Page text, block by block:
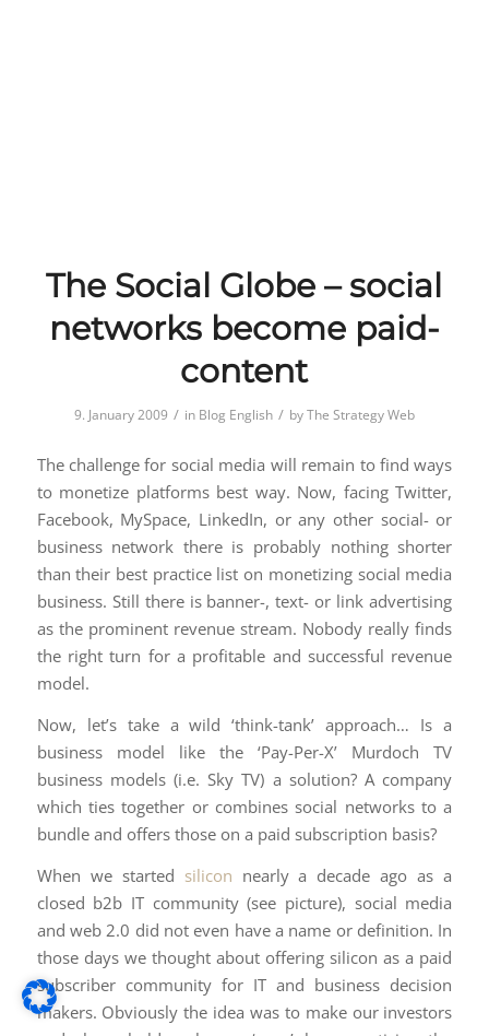
The Social Globe – social
networks become paid-
content
9. January 2009 / in Blog English / byThe Strategy Web
The challenge for social media will remain to find ways
to monetize platforms best way. Now, facing Twitter,
Facebook, MySpace, LinkedIn, or any other social- or
business network there is probably nothing shorter
than their best practice list on monetizing social media
business. Still there is banner-, text- or link advertising
as the prominent revenue stream. Nobody really finds
the right turn for a profitable and successful revenue
model.
Now, let’s take a wild ‘think-tank’ approach… Is a
business model like the ‘Pay-Per-X’ Murdoch TV
business models (i.e. Sky TV) a solution? A company
which ties together or combines social networks to a
bundle and offers those on a paid subscription basis?
When we started silicon nearly a decade ago as a
closed b2b IT community (see picture), social media
and web 2.0 did not even have a name or definition. In
those days we thought about offering silicon as a paid
subscriber community for IT and business decision
makers. Obviously the idea was to make our investors